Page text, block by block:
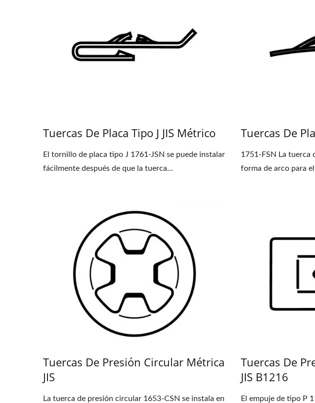
Tuercas De Placa Tipo J JIS Métrico
El tornillo de placa tipo J 1761-JSN se puede instalar
fácilmente después de que la tuerca...
Tuercas De
1751-FSN La tuerca
forma de arco para
Tuercas De Presión Circular Métrica
JIS
La tuerca de presión circular 1653-CSN se instala en
Tuercas De
JIS B1216
El empuje de tipo P